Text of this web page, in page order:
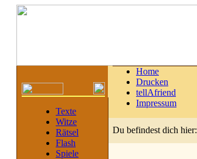
Texte
Witze
Rätsel
Flash
Spiele
Home
Drucken
tellAfriend
Impressum
Du befindest dich hier: